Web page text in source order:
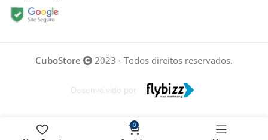
CuboStore 2023 - Todos direitos reservados.
Desenvolvido por
0